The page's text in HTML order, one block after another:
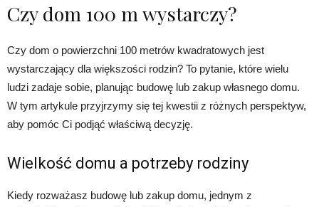
Czy dom 100 m wystarczy?
Czy dom o powierzchni 100 metrów kwadratowych jest
wystarczający dla większości rodzin? To pytanie, które wielu
ludzi zadaje sobie, planując budowę lub zakup własnego domu.
W tym artykule przyjrzymy się tej kwestii z różnych perspektyw,
aby pomóc Ci podjąć właściwą decyzję.
Wielkość domu a potrzeby rodziny
Kiedy rozważasz budowę lub zakup domu, jednym z